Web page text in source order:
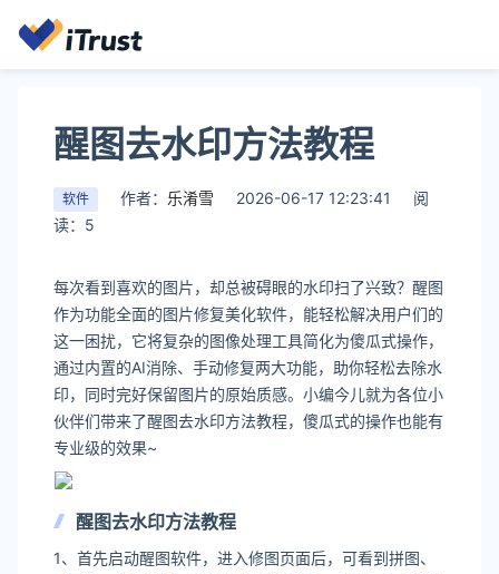
醒图去水印方法教程
软件 作者： 乐淆雪 2026-06-17 12:23:41
阅
读：5
每次看到喜欢的图片，却总被碍眼的水印扫了兴致？醒图
作为功能全面的图片修复美化软件，能轻松解决用户们的
这一困扰，它将复杂的图像处理工具简化为傻瓜式操作，
通过内置的AI消除、手动修复两大功能，助你轻松去除水
印，同时完好保留图片的原始质感。小编今儿就为各位小
伙伴们带来了醒图去水印方法教程，傻瓜式的操作也能有
专业级的效果~
醒图去水印方法教程
1、首先启动醒图软件，进入修图页面后，可看到拼图、